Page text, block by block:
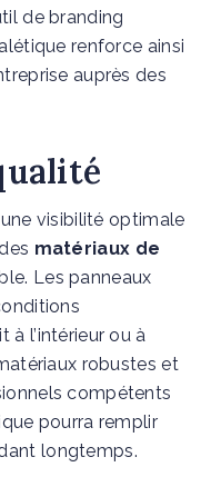
de branding
renforce ainsi
auprès des
visibilité optimale
matériaux de
Les panneaux
à l’intérieur ou à
robustes et
compétents
pourra remplir
longtemps.